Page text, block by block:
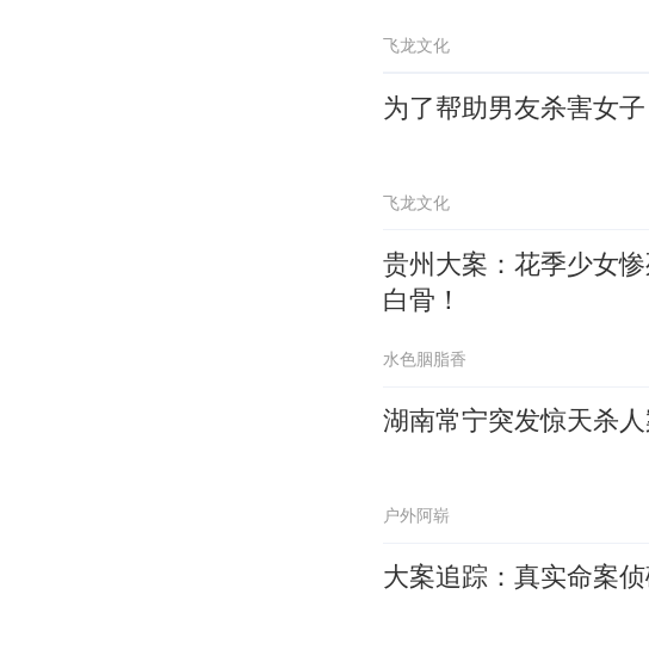
飞龙文化
为了帮助男友杀害女
飞龙文化
贵州大案：花季少女
白骨！
水色胭脂香
湖南常宁突发惊天杀
户外阿崭
大案追踪：真实命案